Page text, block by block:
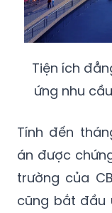
Tiện ích
ứng nhu
Tính đến
án được
trường của
cũng bắt đầu